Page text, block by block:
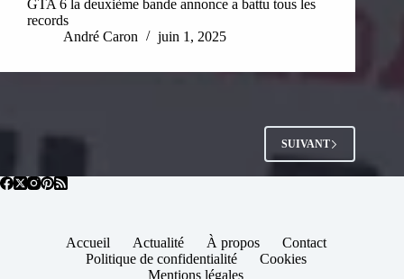
GTA 6 la deuxième bande annonce a battu tous les
records
André Caron
juin 1, 2025
SUIVANT
Accueil Actualité À propos
Contact
Politique de confidentialité
Cookies
Mentions légales